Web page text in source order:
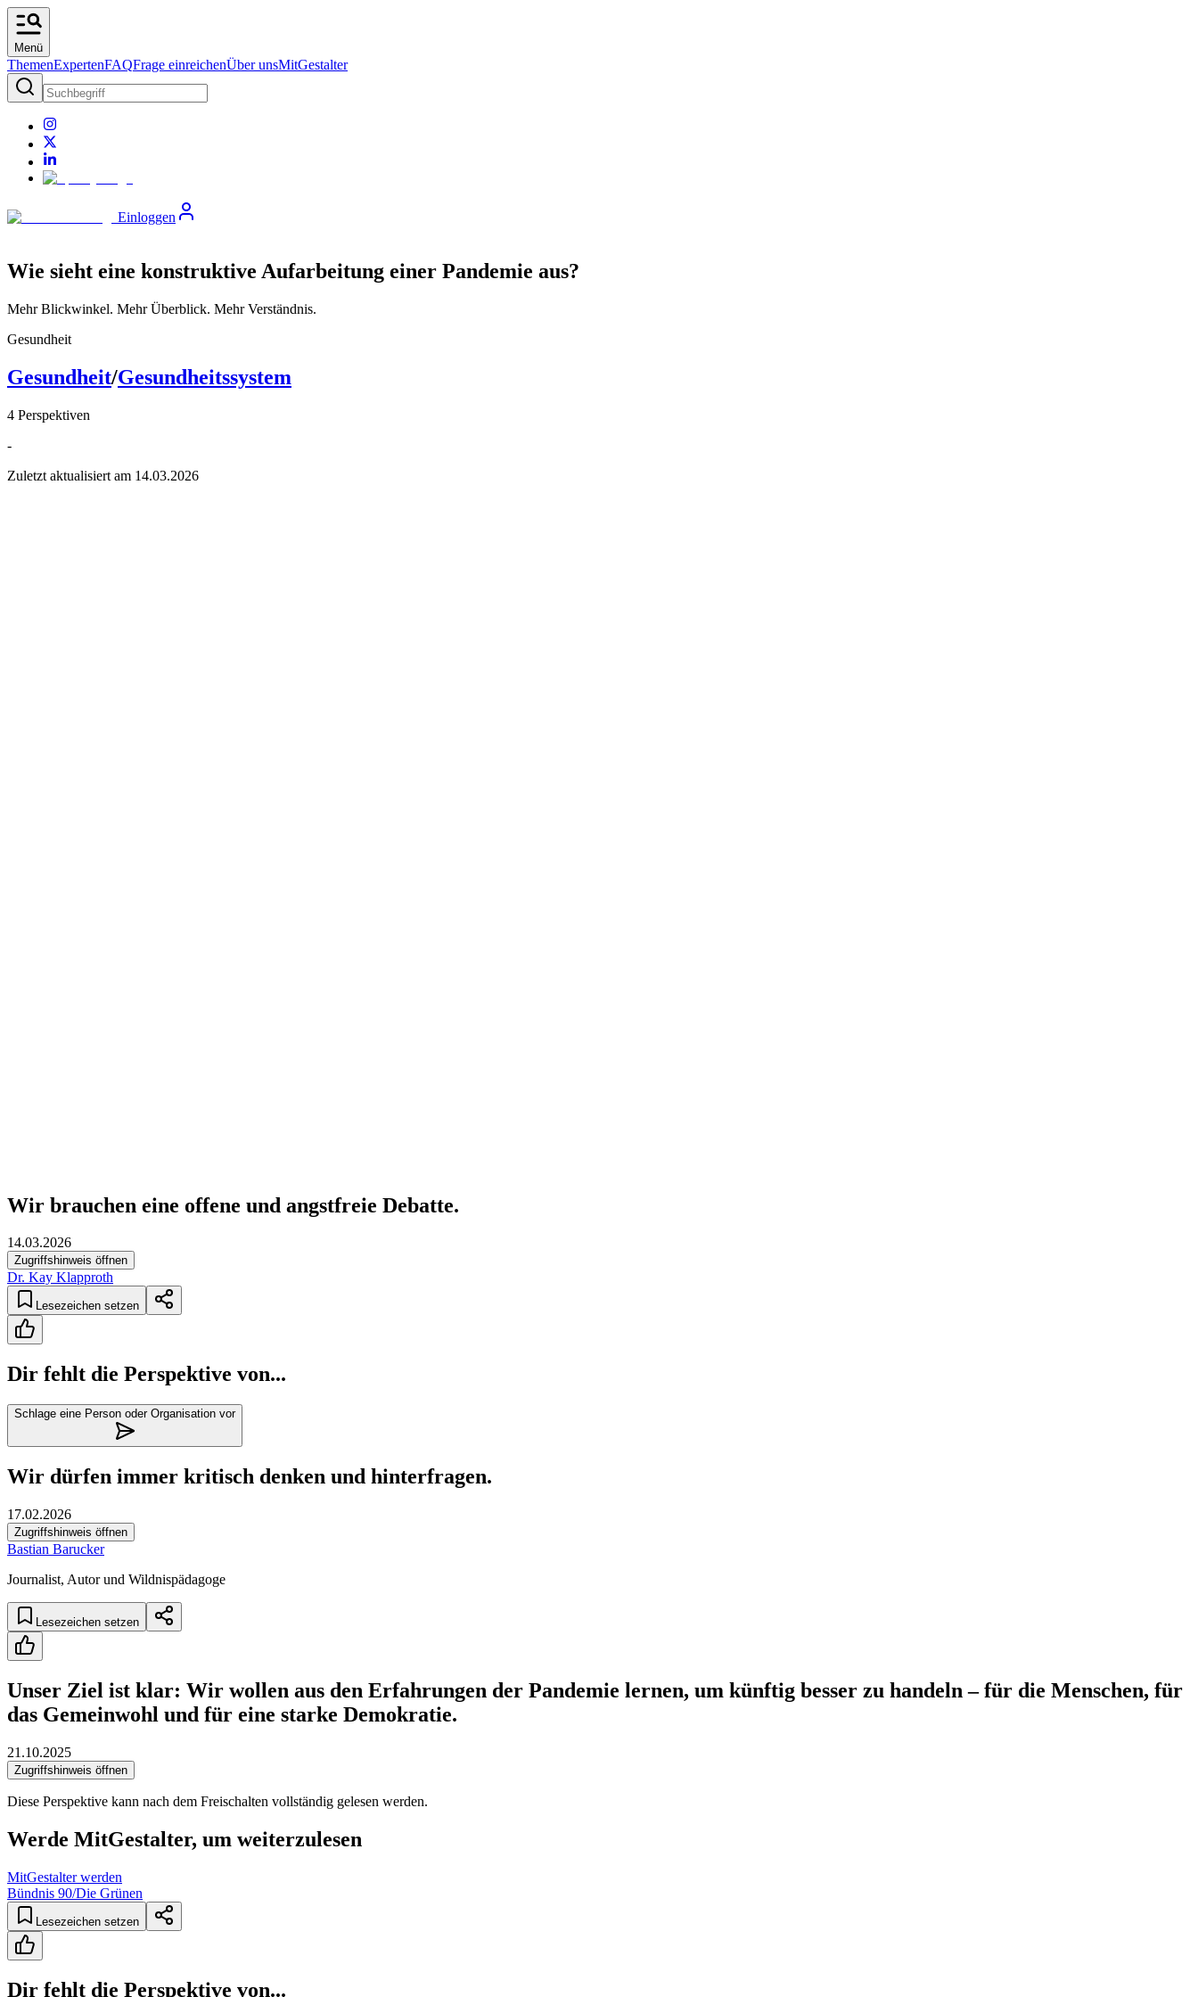
Menü
ThemenExpertenFAQFrage einreichenÜber unsMitGestalter
Einloggen
Wie sieht eine konstruktive Aufarbeitung einer Pandemie aus?
Mehr Blickwinkel. Mehr Überblick. Mehr Verständnis.
Gesundheit
Gesundheit/Gesundheitssystem
4 Perspektiven
-
Zuletzt aktualisiert am 14.03.2026
Wir brauchen eine offene und angstfreie Debatte.
14.03.2026
Zugriffshinweis öffnen
Dr. Kay Klapproth
Lesezeichen setzen
Dir fehlt die Perspektive von...
Schlage eine Person oder Organisation vor
Wir dürfen immer kritisch denken und hinterfragen.
17.02.2026
Zugriffshinweis öffnen
Bastian Barucker
Journalist, Autor und Wildnispädagoge
Lesezeichen setzen
Unser Ziel ist klar: Wir wollen aus den Erfahrungen der Pandemie lernen, um künftig besser zu handeln – für die Menschen, für
das Gemeinwohl und für eine starke Demokratie.
21.10.2025
Zugriffshinweis öffnen
Diese Perspektive kann nach dem Freischalten vollständig gelesen werden.
Werde MitGestalter, um weiterzulesen
MitGestalter werden
Bündnis 90/Die Grünen
Lesezeichen setzen
Dir fehlt die Perspektive von...